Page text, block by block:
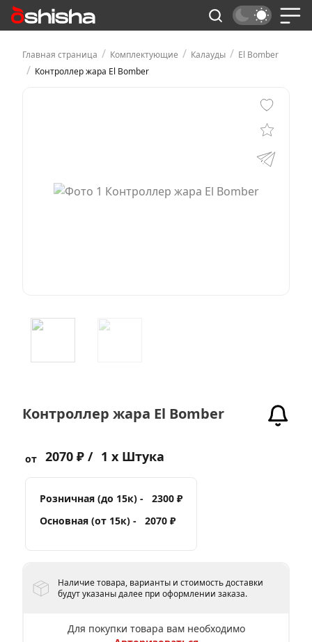
Главная страница / Комплектующие / Калауды / El Bomber
/ Контроллер жара El Bomber
Контроллер жара El Bomber
от 2070 ₽ / 1 x Штука
Розничная (до 15к) -
2300 ₽
Основная (от 15к) -
2070 ₽
Наличие товара, варианты и стоимость доставки
будут указаны далее при оформлении заказа.
Для покупки товара вам необходимо